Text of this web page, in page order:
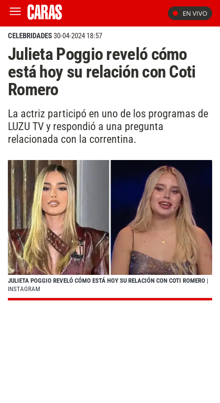
EN VIVO
CELEBRIDADES30-04-2024 18:57
Julieta Poggio reveló cómo
está hoy su relación con Coti
Romero
La actriz participó en uno de los programas de
LUZU TV y respondió a una pregunta
relacionada con la correntina.
JULIETA POGGIO REVELÓ CÓMO ESTÁ HOY SU RELACIÓN CON COTI ROMERO |
INSTAGRAM